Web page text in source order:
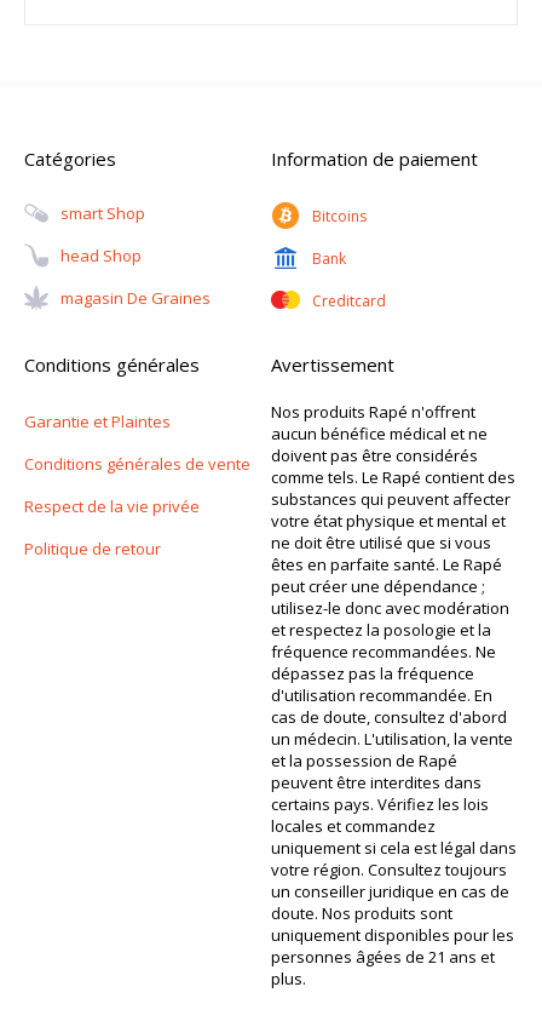
Catégories
Smart Shop
Head Shop
Magasin De Graines
Information de paiement
Bitcoins
Bank
Creditcard
Conditions générales
Garantie et Plaintes
Conditions générales de vente
Respect de la vie privée
Politique de retour
Avertissement
Nos produits Rapé n'offrent
aucun bénéfice médical et ne
doivent pas être considérés
comme tels. Le Rapé contient des
substances qui peuvent affecter
votre état physique et mental et
ne doit être utilisé que si vous
êtes en parfaite santé. Le Rapé
peut créer une dépendance ;
utilisez-le donc avec modération
et respectez la posologie et la
fréquence recommandées. Ne
dépassez pas la fréquence
d'utilisation recommandée. En
cas de doute, consultez d'abord
un médecin. L'utilisation, la vente
et la possession de Rapé
peuvent être interdites dans
certains pays. Vérifiez les lois
locales et commandez
uniquement si cela est légal dans
votre région. Consultez toujours
un conseiller juridique en cas de
doute. Nos produits sont
uniquement disponibles pour les
personnes âgées de 21 ans et
plus.